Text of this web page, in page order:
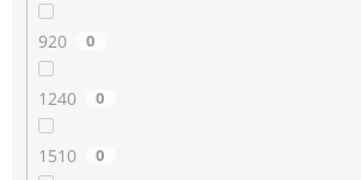
920 0
1240 0
1510 0